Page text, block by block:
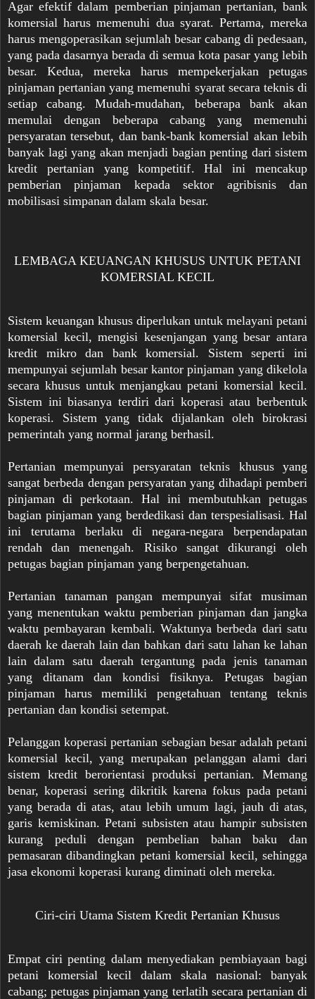
Agar efektif dalam pemberian pinjaman pertanian, bank
komersial harus memenuhi dua syarat. Pertama, mereka
harus mengoperasikan sejumlah besar cabang di pedesaan,
yang pada dasarnya berada di semua kota pasar yang lebih
besar. Kedua, mereka harus mempekerjakan petugas
pinjaman pertanian yang memenuhi syarat secara teknis di
setiap cabang. Mudah-mudahan, beberapa bank akan
memulai dengan beberapa cabang yang memenuhi
persyaratan tersebut, dan bank-bank komersial akan lebih
banyak lagi yang akan menjadi bagian penting dari sistem
kredit pertanian yang kompetitif. Hal ini mencakup
pemberian pinjaman kepada sektor agribisnis dan
mobilisasi simpanan dalam skala besar.
LEMBAGA KEUANGAN KHUSUS UNTUK PETANI
KOMERSIAL KECIL
Sistem keuangan khusus diperlukan untuk melayani petani
komersial kecil, mengisi kesenjangan yang besar antara
kredit mikro dan bank komersial. Sistem seperti ini
mempunyai sejumlah besar kantor pinjaman yang dikelola
secara khusus untuk menjangkau petani komersial kecil.
Sistem ini biasanya terdiri dari koperasi atau berbentuk
koperasi. Sistem yang tidak dijalankan oleh birokrasi
pemerintah yang normal jarang berhasil.
Pertanian mempunyai persyaratan teknis khusus yang
sangat berbeda dengan persyaratan yang dihadapi pemberi
pinjaman di perkotaan. Hal ini membutuhkan petugas
bagian pinjaman yang berdedikasi dan terspesialisasi. Hal
ini terutama berlaku di negara-negara berpendapatan
rendah dan menengah. Risiko sangat dikurangi oleh
petugas bagian pinjaman yang berpengetahuan.
Pertanian tanaman pangan mempunyai sifat musiman
yang menentukan waktu pemberian pinjaman dan jangka
waktu pembayaran kembali. Waktunya berbeda dari satu
daerah ke daerah lain dan bahkan dari satu lahan ke lahan
lain dalam satu daerah tergantung pada jenis tanaman
yang ditanam dan kondisi fisiknya. Petugas bagian
pinjaman harus memiliki pengetahuan tentang teknis
pertanian dan kondisi setempat.
Pelanggan koperasi pertanian sebagian besar adalah petani
komersial kecil, yang merupakan pelanggan alami dari
sistem kredit berorientasi produksi pertanian. Memang
benar, koperasi sering dikritik karena fokus pada petani
yang berada di atas, atau lebih umum lagi, jauh di atas,
garis kemiskinan. Petani subsisten atau hampir subsisten
kurang peduli dengan pembelian bahan baku dan
pemasaran dibandingkan petani komersial kecil, sehingga
jasa ekonomi koperasi kurang diminati oleh mereka.
Ciri-ciri Utama Sistem Kredit Pertanian Khusus
Empat ciri penting dalam menyediakan pembiayaan bagi
petani komersial kecil dalam skala nasional: banyak
cabang; petugas pinjaman yang terlatih secara pertanian di